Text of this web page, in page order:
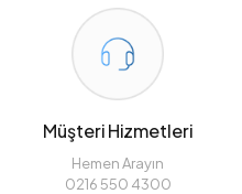
Müşteri Hizmetleri
Hemen Arayın
0216 550 4300